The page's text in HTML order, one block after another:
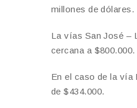
millones de dólares.
La vías San José –
cercana a $800.000.
En el caso de la vía
de $434.000.